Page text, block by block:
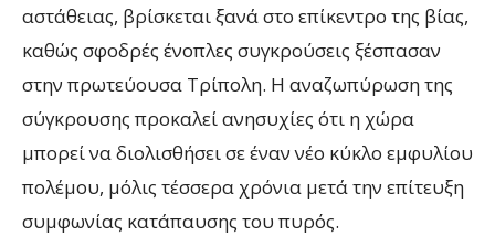
αστάθειας, βρίσκεται ξανά στο επίκεντρο της βίας,
καθώς σφοδρές ένοπλες συγκρούσεις ξέσπασαν
στην πρωτεύουσα Τρίπολη. Η αναζωπύρωση της
σύγκρουσης προκαλεί ανησυχίες ότι η χώρα
μπορεί να διολισθήσει σε έναν νέο κύκλο εμφυλίου
πολέμου, μόλις τέσσερα χρόνια μετά την επίτευξη
συμφωνίας κατάπαυσης του πυρός.